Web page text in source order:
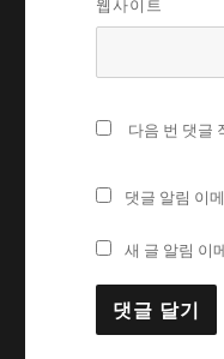
웹사이트
다음 번 댓글
댓글 알림 이
새 글 알림 이